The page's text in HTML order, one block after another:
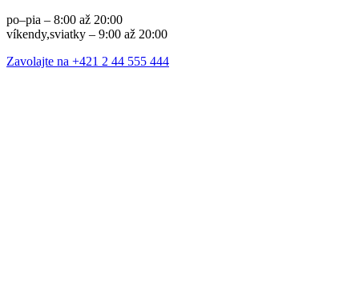
po–pia – 8:00 až 20:00
víkendy,sviatky – 9:00 až 20:00
Zavolajte na +421 2 44 555 444